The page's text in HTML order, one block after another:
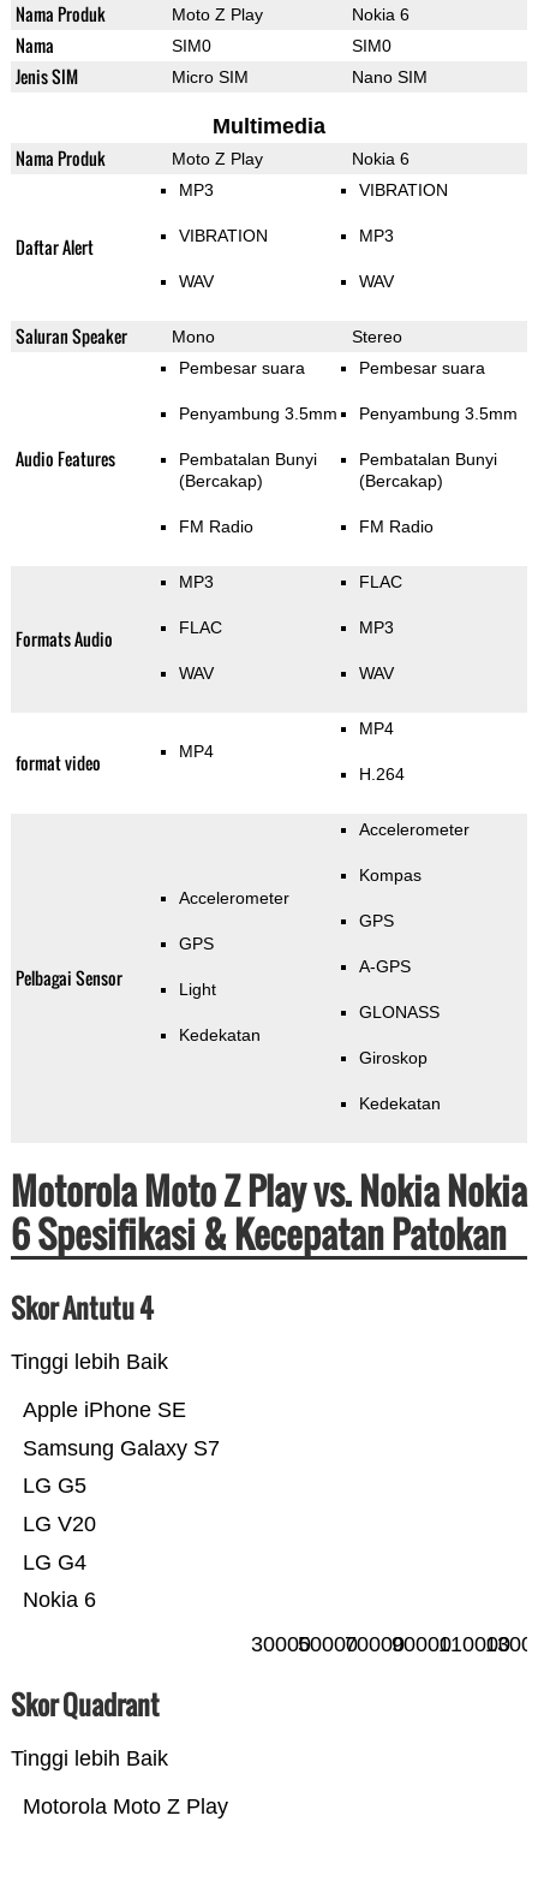
Nama Produk Moto Z Play Nokia 6
Nama SIM0 SIM0
Jenis SIM Micro SIM Nano SIM
Multimedia
Nama Produk Moto Z Play Nokia 6
Daftar Alert
MP3
VIBRATION
WAV
VIBRATION
MP3
WAV
Saluran Speaker Mono Stereo
Audio Features
Pembesar suara
Penyambung 3.5mm
Pembatalan Bunyi
(Bercakap)
FM Radio
Pembesar suara
Penyambung 3.5mm
Pembatalan Bunyi
(Bercakap)
FM Radio
Formats Audio
MP3
FLAC
WAV
FLAC
MP3
WAV
format video MP4
MP4
H.264
Pelbagai Sensor
Accelerometer
GPS
Light
Kedekatan
Accelerometer
Kompas
GPS
A-GPS
GLONASS
Giroskop
Kedekatan
Motorola Moto Z Play vs. Nokia Nokia
6 Spesifikasi & Kecepatan Patokan
Skor Antutu 4
Tinggi lebih Baik
Nokia 6
LG G4
LG V20
LG G5
Samsung Galaxy S7
Apple iPhone SE
30000500007000090000110000
Skor Quadrant
Tinggi lebih Baik
Motorola Moto Z Play